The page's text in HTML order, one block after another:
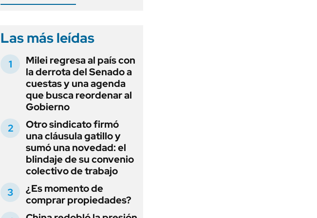
Las más leídas
Milei regresa al país con
la derrota del Senado a
cuestas y una agenda
que busca reordenar al
Gobierno
Otro sindicato firmó
una cláusula gatillo y
sumó una novedad: el
blindaje de su convenio
colectivo de trabajo
¿Es momento de
comprar propiedades?